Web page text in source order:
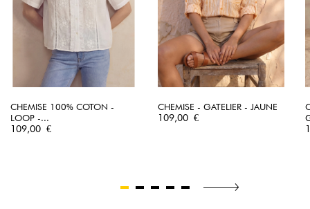
CHEMISE 100% COTON -
LOOP -...
Prix
109,00 €
CHEMISE - GATELIER - JAUNE
Prix
109,00 €